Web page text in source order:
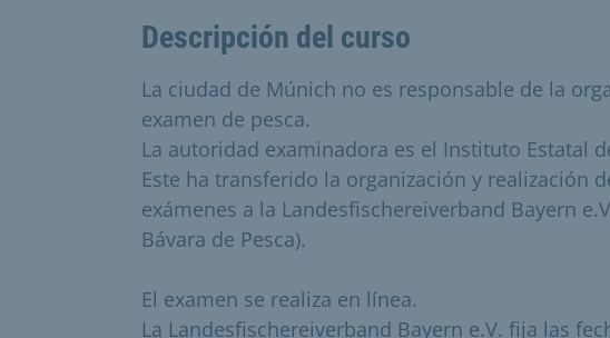
Descripción del curso
La ciudad de Múnich no es responsable de la
examen de pesca.
La autoridad examinadora es el Instituto Estatal
Este ha transferido la organización y realización
exámenes a la Landesfischereiverband Bayern
Bávara de Pesca).
El examen se realiza en línea.
La Landesfischereiverband Bayern e.V. fija las